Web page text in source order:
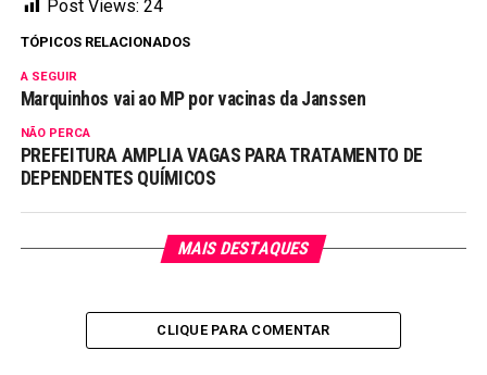
Post Views: 24
TÓPICOS RELACIONADOS
A SEGUIR
Marquinhos vai ao MP por vacinas da Janssen
NÃO PERCA
PREFEITURA AMPLIA VAGAS PARA TRATAMENTO DE
DEPENDENTES QUÍMICOS
MAIS DESTAQUES
CLIQUE PARA COMENTAR